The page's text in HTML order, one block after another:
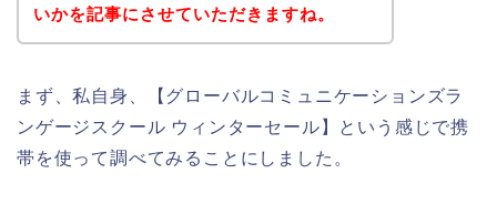
いかを記事にさせていただきますね。
まず、私自身、【グローバルコミュニケーションズラ
ンゲージスクール ウィンターセール】という感じで携
帯を使って調べてみることにしました。